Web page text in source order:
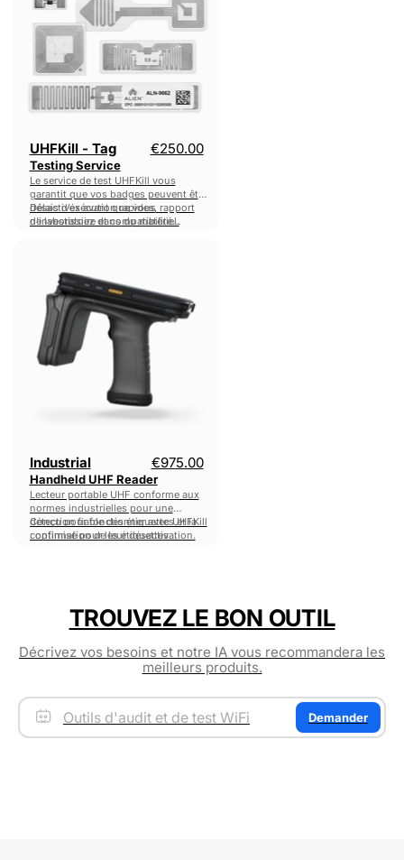
UHFKill - Tag €250.00
Testing Service
Le service de test UHFKill vous
garantit que vos badges peuvent être
désactivés avant que vous
n’investissiez dans du matériel.
Délais d’exécution rapides, rapport
de laboratoire et compatibilité
Reader
Industrial €975.00
Handheld UHF Reader
Lecteur portable UHF conforme aux
normes industrielles pour une
détection fiable des étiquettes et la
confirmation de leur désactivation.
Conçu pour fonctionner avec UHFKill
: optimisé pour les étiquettes
TROUVEZ LE BON OUTIL
Décrivez vos besoins et notre IA vous recommandera les
meilleurs produits.
Demander